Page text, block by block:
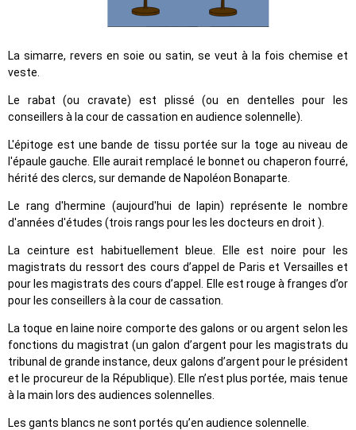
La simarre, revers en soie ou satin, se veut à la fois chemise et
veste.
Le rabat (ou cravate) est plissé (ou en dentelles pour les
conseillers à la cour de cassation en audience solennelle).
L'épitoge est une bande de tissu portée sur la toge au niveau de
l'épaule gauche. Elle aurait remplacé le bonnet ou chaperon fourré,
hérité des clercs, sur demande de Napoléon Bonaparte.
Le rang d'hermine (aujourd'hui de lapin) représente le nombre
d'années d'études (trois rangs pour les les docteurs en droit ).
La ceinture est habituellement bleue. Elle est noire pour les
magistrats du ressort des cours d’appel de Paris et Versailles et
pour les magistrats des cours d’appel. Elle est rouge à franges d’or
pour les conseillers à la cour de cassation.
La toque en laine noire comporte des galons or ou argent selon les
fonctions du magistrat (un galon d’argent pour les magistrats du
tribunal de grande instance, deux galons d’argent pour le président
et le procureur de la République). Elle n’est plus portée, mais tenue
à la main lors des audiences solennelles.
Les gants blancs ne sont portés qu’en audience solennelle.